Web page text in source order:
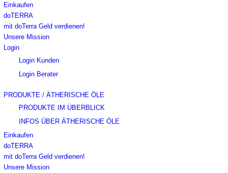
Einkaufen
doTERRA
mit doTerra Geld verdienen!
Unsere Mission
Login
Login Kunden
Login Berater
PRODUKTE / ÄTHERISCHE ÖLE
PRODUKTE IM ÜBERBLICK
INFOS ÜBER ÄTHERISCHE ÖLE
Einkaufen
doTERRA
mit doTerra Geld verdienen!
Unsere Mission